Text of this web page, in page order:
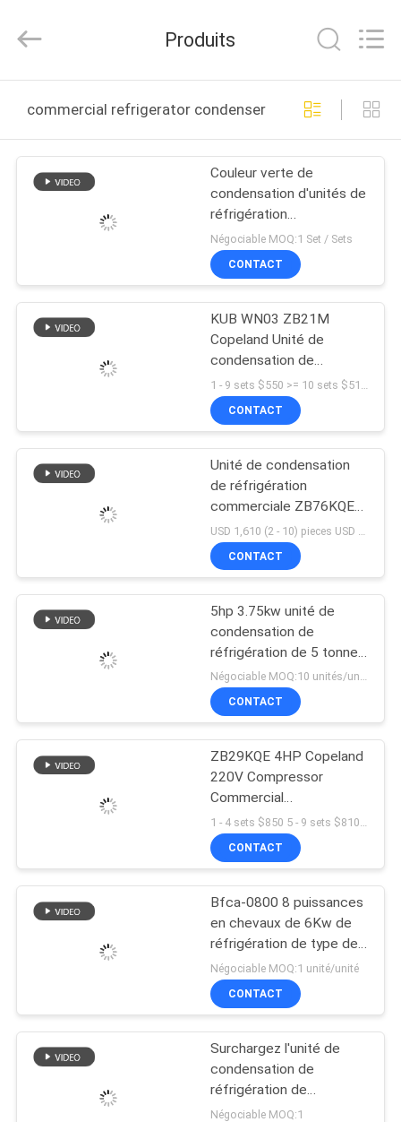
PRODUITS
AU
SUJET
VISITE
D'USINE
CONTRÔLE
QUALITÉ
CONTACTEZ-
NOUVELLES
UNE
CITATION
SITE
POLITIQUE
Reserved.
Produits
commercial refrigerator condenser fabrication en ligne
Couleur verte de
condensation d'unités de
réfrigération
commerciale de basse
température de R404a
10 puissances en
Négociable MOQ:1 Set / Sets
CONTACT
KUB WN03 ZB21M
Copeland Unité de
condensation de
réfrigération
commerciale refroidie à
l'eau
CONTACT
Unité de condensation
de réfrigération
commerciale ZB76KQE-
10HP et unité de
condensation R404A
pour chambre froide
CONTACT
5hp 3.75kw unité de
condensation de
réfrigération de 5 tonnes
Bfs51 Ca0500 pour des
restaurants d'hôtels
Négociable MOQ:10 unités/unité
CONTACT
ZB29KQE 4HP Copeland
220V Compressor
Commercial
Refrigeration Condensing
Unit air Cooled
Condenser Unit for Cold
1 - 4 sets $850 5 - 9 sets $810 >= 10 sets $800 MOQ:1 ensemble
CONTACT
Bfca-0800 8 puissances
en chevaux de 6Kw de
réfrigération de type de
condensation de l'unité U
semi - compresseur
hermétique pour le
Négociable MOQ:1 unité/unité
CONTACT
Surchargez l'unité de
condensation de
réfrigération de
protection avec le
Négociable MOQ:1